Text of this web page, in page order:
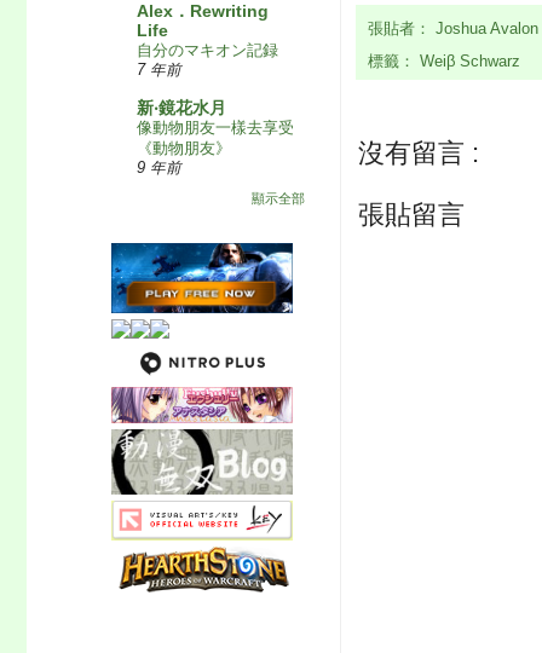
張貼者： Joshua Avalon
標籤： Weiβ Schwarz
沒有留言 :
張貼留言
Alex．Rewriting
Life
自分のマキオン記録
7 年前
新‧鏡花水月
像動物朋友一樣去享受
《動物朋友》
9 年前
顯示全部